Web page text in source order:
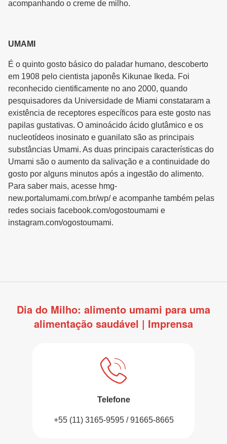
acompanhando o creme de milho.
UMAMI
É o quinto gosto básico do paladar humano, descoberto
em 1908 pelo cientista japonês Kikunae Ikeda. Foi
reconhecido cientificamente no ano 2000, quando
pesquisadores da Universidade de Miami constataram a
existência de receptores específicos para este gosto nas
papilas gustativas. O aminoácido ácido glutâmico e os
nucleotídeos inosinato e guanilato são as principais
substâncias Umami. As duas principais características do
Umami são o aumento da salivação e a continuidade do
gosto por alguns minutos após a ingestão do alimento.
Para saber mais, acesse hmg-
new.portalumami.com.br/wp/ e acompanhe também pelas
redes sociais facebook.com/ogostoumami e
instagram.com/ogostoumami.
Dia do Milho: alimento umami para uma
alimentação saudável | Imprensa
Telefone
+55 (11) 3165-9595 / 91665-8665